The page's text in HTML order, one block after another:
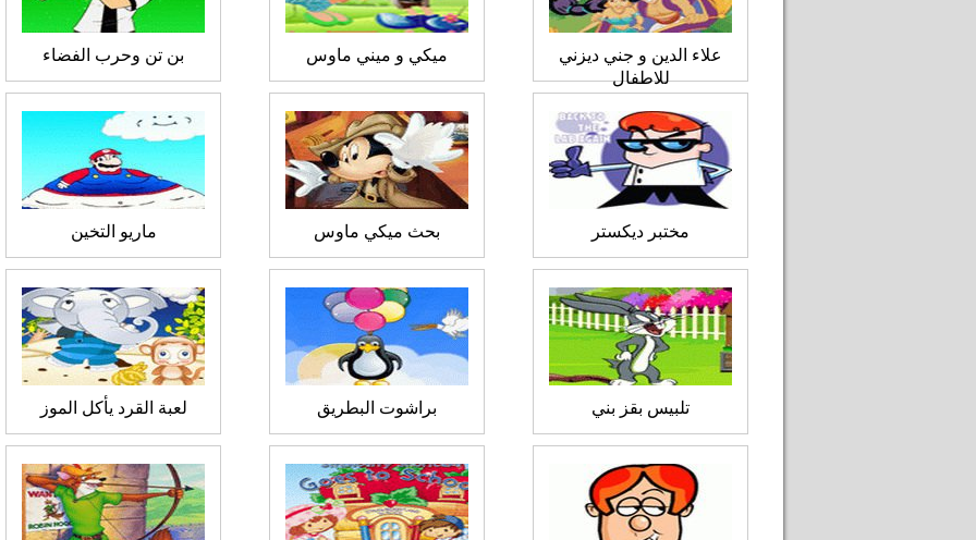
علاء الدين و جني ديزني
للاطفال
ميكي و ميني ماوس بن تن وحرب الفضاء
مختبر ديكستر بحث ميكي ماوس ماريو التخين
تلبيس بقز بني براشوت البطريق لعبة القرد يأكل الموز